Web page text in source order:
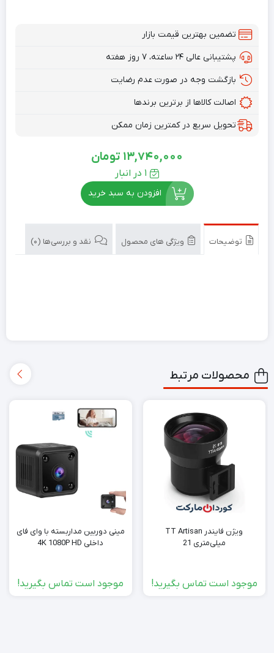
تضمین بهترین قیمت بازار
پشتیبانی عالی ۲۴ ساعته، ۷ روز هفته
بازگشت وجه در صورت عدم رضایت
اصالت کالاها از برترین برندها
تحویل سریع در کمترین زمان ممکن
13,740,000 تومان
1 در انبار
افزودن به سبد خرید
توضیحات ویژگی های محصول نقد و بررسی‌ها (0)
محصولات مرتبط
ویژن فایندر TT Artisan
میلی‌متری 21
موجود است تماس بگیرید!
مینی دوربین مداربسته با وای فای
داخلی 4K 1080P HD
موجود است تماس بگیرید!